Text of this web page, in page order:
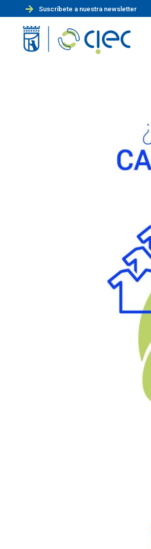
Suscríbete a nuestra newsletter